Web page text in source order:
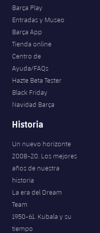
Barça Play
Entradas y Museo
Barça App
Tienda online
Centro de
Ayuda/FAQs
Hazte Beta Tester
Black Friday
Navidad Barça
Historia
Un nuevo horizonte
2008-20. Los mejores
años de nuestra
historia
La era del Dream
Team
1950-61. Kubala y su
tiempo